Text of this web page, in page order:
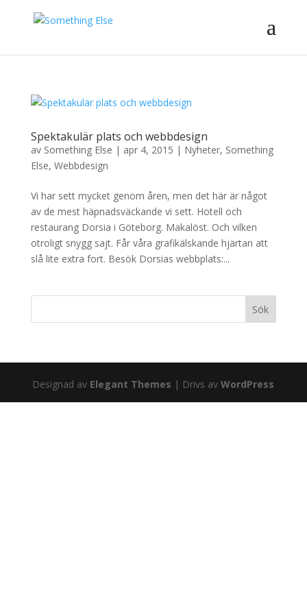
Spektakulär plats och webbdesign
av Something Else | apr 4, 2015 | Nyheter, Something
Else, Webbdesign
Vi har sett mycket genom åren, men det här är något
av de mest häpnadsväckande vi sett. Hotell och
restaurang Dorsia i Göteborg. Makalöst. Och vilken
otroligt snygg sajt. Får våra grafikälskande hjärtan att
slå lite extra fort. Besök Dorsias webbplats:...
Designad av Elegant Themes | Drivs avWordPress